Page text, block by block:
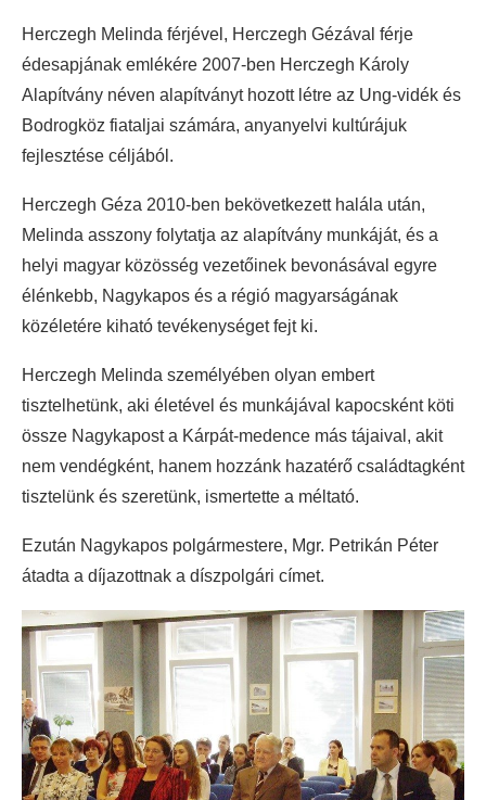
Herczegh Melinda férjével, Herczegh Gézával férje
édesapjának emlékére 2007-ben Herczegh Károly
Alapítvány néven alapítványt hozott létre az Ung-vidék és
Bodrogköz fiataljai számára, anyanyelvi kultúrájuk
fejlesztése céljából.
Herczegh Géza 2010-ben bekövetkezett halála után,
Melinda asszony folytatja az alapítvány munkáját, és a
helyi magyar közösség vezetőinek bevonásával egyre
élénkebb, Nagykapos és a régió magyarságának
közéletére kiható tevékenységet fejt ki.
Herczegh Melinda személyében olyan embert
tisztelhetünk, aki életével és munkájával kapocsként köti
össze Nagykapost a Kárpát-medence más tájaival, akit
nem vendégként, hanem hozzánk hazatérő családtagként
tisztelünk és szeretünk, ismertette a méltató.
Ezután Nagykapos polgármestere, Mgr. Petrikán Péter
átadta a díjazottnak a díszpolgári címet.